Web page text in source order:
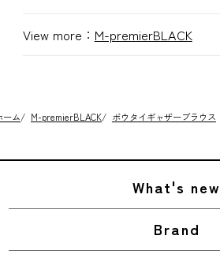
View more： M-premierBLACK
ーム/ M-premierBLACK/ ボウタイギャザーブラウス
What's new
Brand